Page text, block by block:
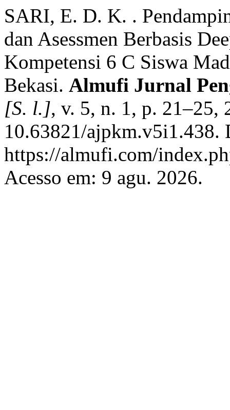
SARI, E. D. K. .
dan Asessmen Berbasis
Kompetensi 6 C Siswa
Bekasi. Almufi Jurnal
[S. l.], v. 5, n. 1, p. 21–25,
10.63821/ajpkm.v5i1.438.
https://almufi.com/
Acesso em: 9 agu. 2026.